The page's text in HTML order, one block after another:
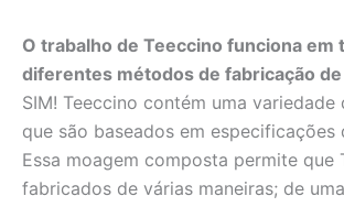
O trabalho de Teeccino funciona em
diferentes métodos de fabricação
SIM! Teeccino contém uma variedade
que são baseados em especificações
Essa moagem composta permite que
fabricados de várias maneiras; de